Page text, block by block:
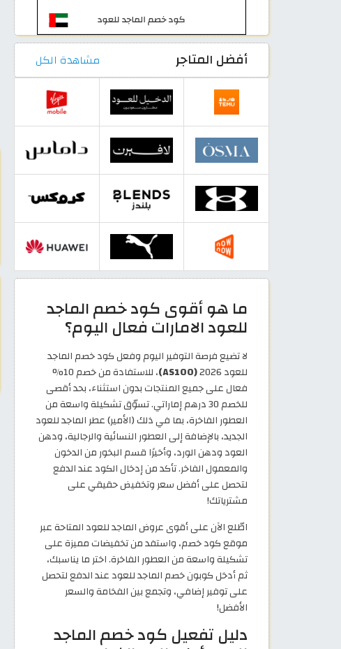
أفضل المتاجر مشاهدة الكل
ما هو أقوى كود خصم الماجد
للعود الامارات فعال اليوم؟
لا تضيع فرصة التوفير اليوم وفعل كود خصم الماجد
للعود 2026
(AS100)
، للاستفادة من خصم 10%
فعال على جميع المنتجات بدون استثناء، بحد أقصى
للخصم 30 درهم إماراتي. تسوّق تشكيلة واسعة من
العطور الفاخرة، بما في ذلك (الأمير) عطر الماجد للعود
الجديد، بالإضافة إلى العطور النسائية والرجالية، ودهن
العود ودهن الورد، وأخيرًا قسم البخور من الدخون
والمعمول الفاخر. تأكد من إدخال الكود عند الدفع
لتحصل على أفضل سعر وتخفيض حقيقي على
مشترياتك!
اطّلع الآن على أقوى عروض الماجد للعود المتاحة عبر
موقع كود خصم، واستفد من تخفيضات مميزة على
تشكيلة واسعة من العطور الفاخرة. اختر ما يناسبك،
ثم أدخل كوبون خصم الماجد للعود عند الدفع لتحصل
على توفير إضافي، وتجمع بين الفخامة والسعر
الأفضل!
دليل تفعيل كود خصم الماجد